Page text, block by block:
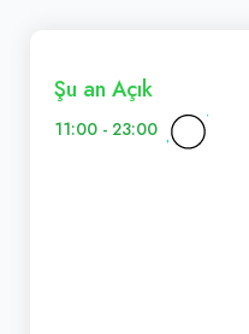
Şu an Açık
11:00 - 23:00